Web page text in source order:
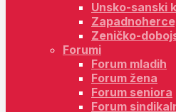
Unsko-sanski
Zeničko-
Forumi
Forum mladih
Forum žena
Forum seniora
Forum